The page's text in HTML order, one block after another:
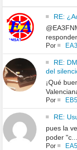
RE:
Por
RE:
del
¡Qué
Por
RE:
pues la
poder "c...
Por